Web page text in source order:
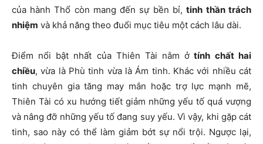
của hành Thổ còn mang đến sự bền bỉ, tinh thần trách
nhiệm và khả năng theo đuổi mục tiêu một cách lâu dài.
Điểm nổi bật nhất của Thiên Tài nằm ở tính chất hai
chiều, vừa là Phù tinh vừa là Ám tinh. Khác với nhiều cát
tinh chuyên gia tăng may mắn hoặc trợ lực mạnh mẽ,
Thiên Tài có xu hướng tiết giảm những yếu tố quá vượng
và nâng đỡ những yếu tố đang suy yếu. Vì vậy, khi gặp cát
tinh, sao này có thể làm giảm bớt sự nổi trội. Ngược lại,